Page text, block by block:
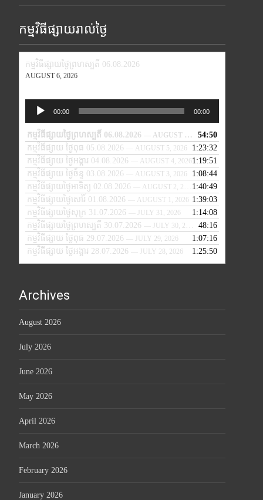
កម្មវិធីផ្សាយរាល់ថ្ងៃ
កម្មវិធីផ្សាយថ្ងៃព្រហស្បតិ៍ 06.08.2026
AUGUST 6, 2026
Audio
Player
00:00 00:00
កម្មវិធីផ្សាយថ្ងៃព្រហស្បតិ៍ 06.08.2026 — AUGUST 6, 2026
54:50
កម្មវិធីផ្សាយ ថ្ងៃពុធ 05.08.2026
— AUGUST 5, 2026
1:23:32
កម្មវិធីផ្សាយ ថ្ងៃអង្គារ 04.08.2026
— AUGUST 4, 20261:19:51
កម្មវិធីផ្សាយ ថ្ងៃច័ន្ទ 03.08.2026
— AUGUST 3, 2026
1:08:44
កម្មវិធីផ្សាយថ្ងៃអាទិត្យ 02.08.2026
— AUGUST 2, 2026
1:40:49
កម្មវិធីផ្សាយថ្ងៃសៅរ៍ 01.08.2026
— AUGUST 1, 2026 1:39:03
កម្មវិធីផ្សាយថ្ងៃសុក្រ 31.07.2026
— JULY 31, 2026
1:14:08
កម្មវិធីផ្សាយថ្ងៃព្រហស្បតិ៍ 30.07.2026
— JULY 30, 2026
48:16
កម្មវិធីផ្សាយ ថ្ងៃពុធ 29.07.2026
— JULY 29, 2026
1:07:16
កម្មវិធីផ្សាយ ថ្ងៃអង្គារ 28.07.2026
— JULY 28, 2026 1:25:50
Archives
August 2026
July 2026
June 2026
May 2026
April 2026
March 2026
February 2026
January 2026